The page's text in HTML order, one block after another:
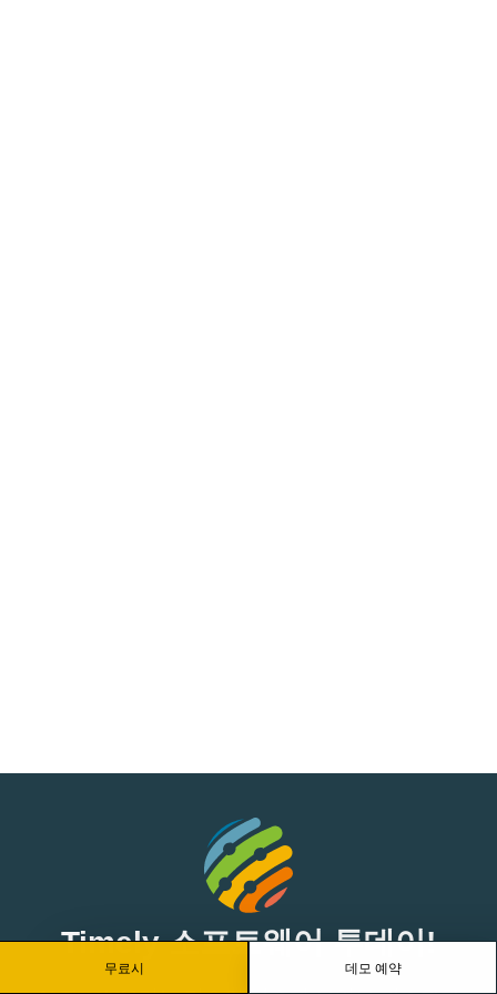
무료시 데모 예약
Timely 소프트웨어 투데이!